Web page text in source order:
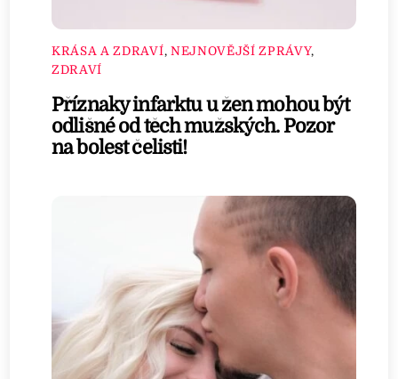
KRÁSA A ZDRAVÍ, NEJNOVĚJŠÍ ZPRÁVY,
ZDRAVÍ
Příznaky infarktu u žen mohou být
odlišné od těch mužských. Pozor
na bolest čelisti!